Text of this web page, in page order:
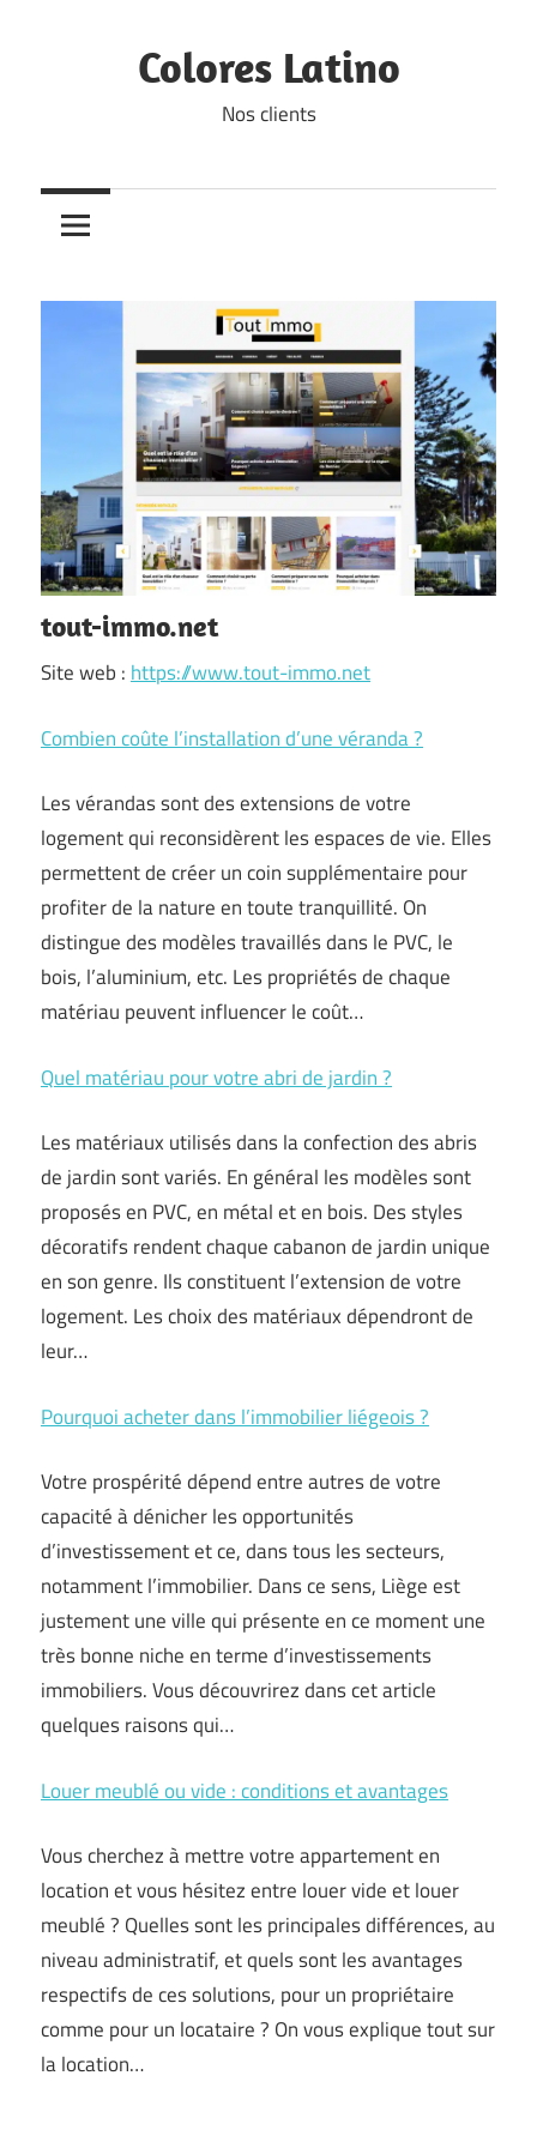
Colores Latino
Nos clients
tout-immo.net
Site web : https://www.tout-immo.net
Combien coûte l’installation d’une véranda ?
Les vérandas sont des extensions de votre
logement qui reconsidèrent les espaces de vie. Elles
permettent de créer un coin supplémentaire pour
profiter de la nature en toute tranquillité. On
distingue des modèles travaillés dans le PVC, le
bois, l’aluminium, etc. Les propriétés de chaque
matériau peuvent influencer le coût…
Quel matériau pour votre abri de jardin ?
Les matériaux utilisés dans la confection des abris
de jardin sont variés. En général les modèles sont
proposés en PVC, en métal et en bois. Des styles
décoratifs rendent chaque cabanon de jardin unique
en son genre. Ils constituent l’extension de votre
logement. Les choix des matériaux dépendront de
leur…
Pourquoi acheter dans l’immobilier liégeois ?
Votre prospérité dépend entre autres de votre
capacité à dénicher les opportunités
d’investissement et ce, dans tous les secteurs,
notamment l’immobilier. Dans ce sens, Liège est
justement une ville qui présente en ce moment une
très bonne niche en terme d’investissements
immobiliers. Vous découvrirez dans cet article
quelques raisons qui…
Louer meublé ou vide : conditions et avantages
Vous cherchez à mettre votre appartement en
location et vous hésitez entre louer vide et louer
meublé ? Quelles sont les principales différences, au
niveau administratif, et quels sont les avantages
respectifs de ces solutions, pour un propriétaire
comme pour un locataire ? On vous explique tout sur
la location…